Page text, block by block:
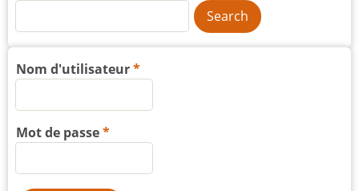
Nom d'utilisateur
Mot de passe